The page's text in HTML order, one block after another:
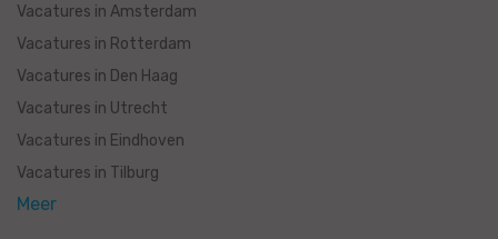
Vacatures in Amsterdam
Vacatures in Rotterdam
Vacatures in Den Haag
Vacatures in Utrecht
Vacatures in Eindhoven
Vacatures in Tilburg
Meer